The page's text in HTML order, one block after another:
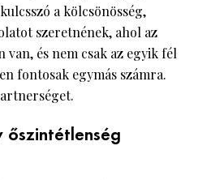
a kölcsönösség,
szeretnének, ahol az
van, és nem csak az egyik fél
fontosak egymás számra.
őszintétlenség